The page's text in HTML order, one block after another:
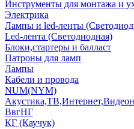
Инструменты для монтажа и
Электрика
Лампы и led-ленты
Led-лента (Светодиодная)
Блоки,стартеры и балласт
Патроны для ламп
Лампы
Кабели и провода
NUM(NYM)
ВвгНГ
КГ (Каучук)